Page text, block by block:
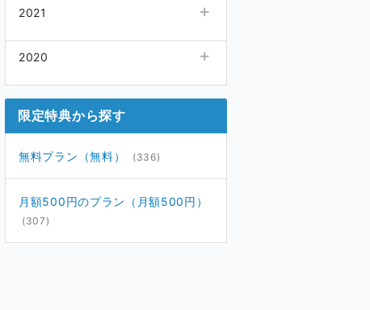
2021
11月 (4)
09月
08月 (4)
04月
2020
10月 (4)
06月
限定特典から探す
無料プラン（無料） (336)
月額500円のプラン（月額500円）
(307)